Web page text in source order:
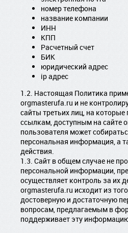
номер телефона
название компании
ИНН
КПП
Расчетный счет
БИК
юридический адрес
ip адрес
1.2. Настоящая Политика
orgmasterufa.ru и не
сайты третьих лиц, на
ссылкам, доступным на сайте
пользователя может
персональная информация, а
действия.
1.3. Сайт в общем случае не
персональной информации,
осуществляет контроль за их
orgmasterufa.ru исходит из
достоверную и достаточную
вопросам, предлагаемым в
поддерживает эту